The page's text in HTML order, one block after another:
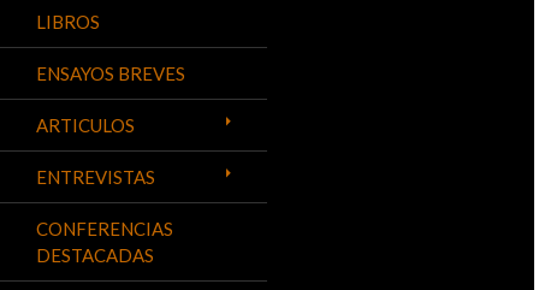
LIBROS
ENSAYOS BREVES
ARTICULOS
ENTREVISTAS
CONFERENCIAS
DESTACADAS